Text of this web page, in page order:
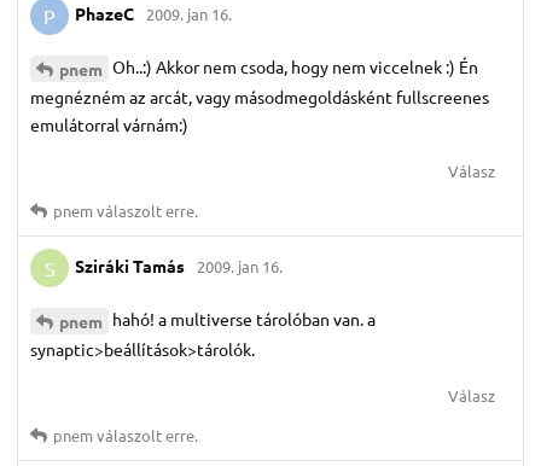
P PhazeC 2009. jan 16.
pnem Oh..:) Akkor nem csoda, hogy nem viccelnek :) Én
megnézném az arcát, vagy másodmegoldásként fullscreenes
emulátorral várnám:)
Válasz
pnemválaszolt erre.
S Sziráki Tamás 2009. jan 16.
pnem hahó! a multiverse tárolóban van. a
synaptic>beállítások>tárolók.
Válasz
pnemválaszolt erre.